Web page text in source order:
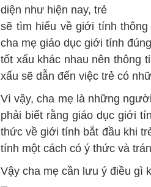
diện như hiện nay, trẻ
sẽ tìm hiểu về giới tính
cha mẹ giáo dục giới tính
tốt xấu khác nhau nên thông
xấu sẽ dẫn đến việc trẻ có
Vì vậy, cha mẹ là những
phải biết rằng giáo dục giới
thức về giới tính bắt đầu khi
tính một cách có ý thức và
Vậy cha mẹ cần lưu ý điều gì